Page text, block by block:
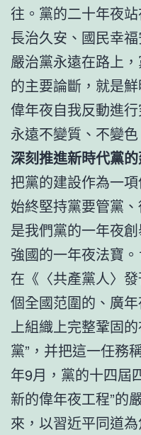
往。黨的二十年夜
長治久安、國民幸
嚴治黨永遠在路上
的主要論斷，就是
偉年夜自我反動進
永遠不變質、不變色
深刻推進新時代黨
把黨的建設作為一
始終堅持黨要管黨
是我們黨的一年夜
強國的一年夜法寶
在《〈共產黨人〉
個全國范圍的、廣
上組織上完整鞏固
黨”，并把這一任務
年9月，黨的十四屆
新的偉年夜工程”的
來，以習近平同道